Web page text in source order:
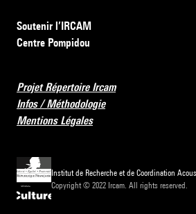
Soutenir l’IRCAM
Centre Pompidou
Projet Répertoire Ircam
Infos / Méthodologie
Mentions Légales
Institut de Recherche et de Coordination
Copyright © 2022 Ircam. All rights reserved.